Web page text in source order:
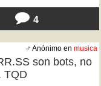
4
♂ Anónimo en musica
son bots, no
TQD